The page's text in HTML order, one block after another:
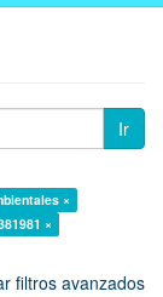
Ir
×
×
filtros avanzados